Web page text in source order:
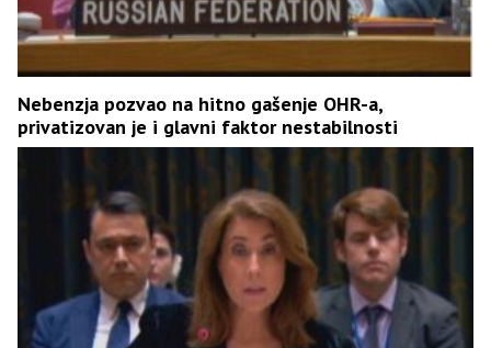
Nebenzja pozvao na hitno gašenje OHR-a,
privatizovan je i glavni faktor nestabilnosti